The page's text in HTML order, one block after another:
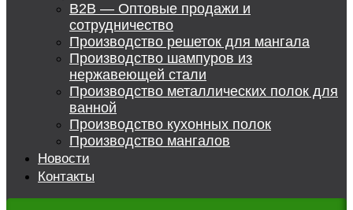
B2B — Оптовые продажи и
сотрудничество
Производство решеток для мангала
Производство шампуров из
нержавеющей стали
Производство металлических полок для
ванной
Производство кухонных полок
Производство мангалов
Новости
Контакты